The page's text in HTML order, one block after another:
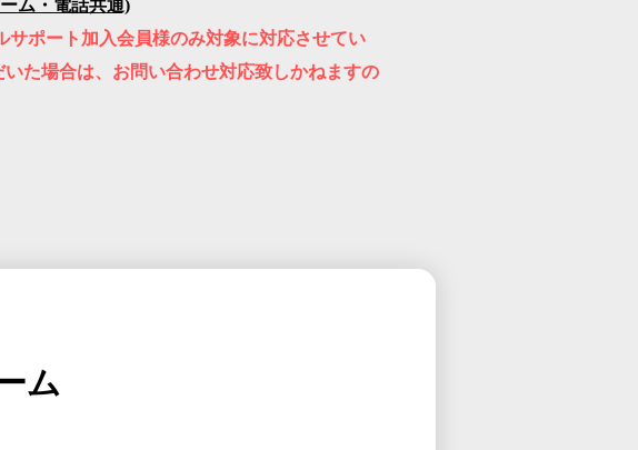
ム・電話共通)
ポート加入会員様のみ対象に対応させてい
た場合は、お問い合わせ対応致しかねますの
ム